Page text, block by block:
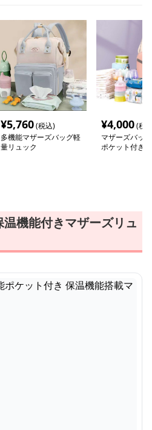
¥5,760(税込)
多機能マザーズバッグ軽
量リュック
¥4,000(税
マザーズバッ
ポケット付き
機能付きマザーズリュ